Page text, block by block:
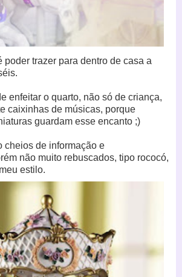
poder trazer para dentro de casa a
enfeitar o quarto, não só de criança,
caixinhas de músicas, porque
guardam esse encanto ;)
cheios de informação e
não muito rebuscados, tipo rococó,
estilo.